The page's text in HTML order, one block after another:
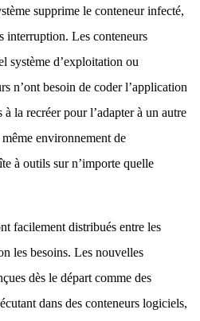
supprime le conteneur infecté,
interruption. Les conteneurs
système d’exploitation ou
n’ont besoin de coder l’application
la recréer pour l’adapter à un autre
environnement de
à outils sur n’importe quelle
facilement distribués entre les
les besoins. Les nouvelles
dès le départ comme des
dans des conteneurs logiciels,